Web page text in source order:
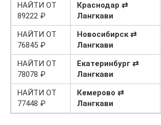
НАЙТИ ОТ
89222 ₽
Краснодар ⇄
Лангкави
НАЙТИ ОТ
76845 ₽
Новосибирск ⇄
Лангкави
НАЙТИ ОТ
78078 ₽
Екатеринбург ⇄
Лангкави
НАЙТИ ОТ
77448 ₽
Кемерово ⇄
Лангкави